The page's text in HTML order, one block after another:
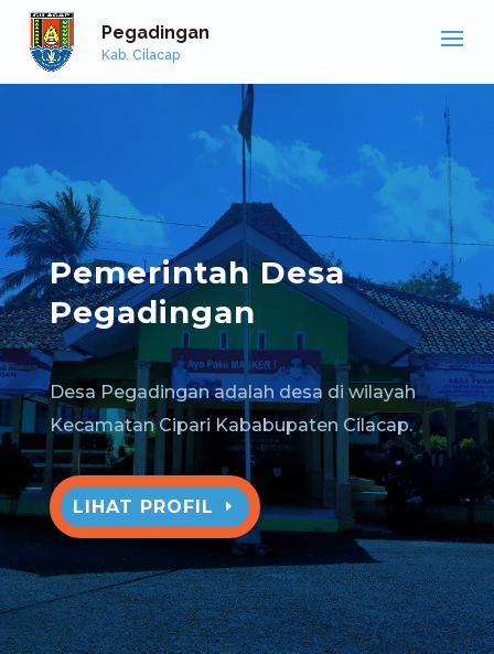
Pegadingan
Kab. Cilacap
Pemerintah Desa
Pegadingan
Desa Pegadingan adalah desa di wilayah
Kecamatan Cipari Kababupaten Cilacap.
LIHAT PROFIL